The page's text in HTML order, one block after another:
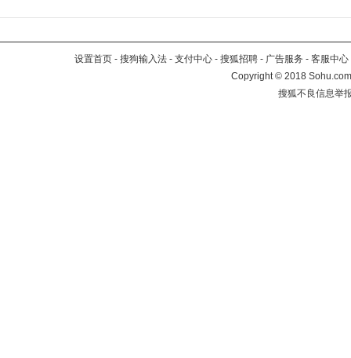
设置首页 - 搜狗输入法 - 支付中心 - 搜狐招聘 - 广告服务 - 客服中心
Copyright©2018
搜狐不良信息举